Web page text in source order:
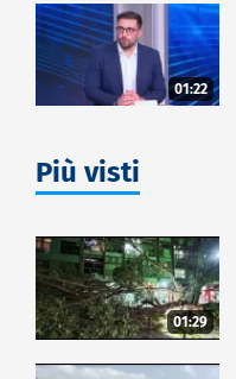
01:22
Più visti
01:29